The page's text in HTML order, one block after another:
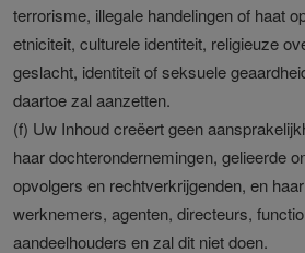
terrorisme, illegale handelingen of haat
etniciteit, culturele identiteit, religieuze
geslacht, identiteit of seksuele
daartoe zal aanzetten.
(f) Uw Inhoud creëert geen
haar dochterondernemingen, gelieerde
opvolgers en rechtverkrijgenden, en
werknemers, agenten, directeurs,
aandeelhouders en zal dit niet doen.